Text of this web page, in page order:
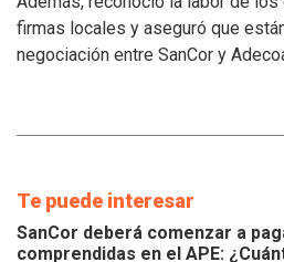
de
los
firmas locales y aseguró que
negociación entre SanCor y
Te puede interesar
SanCor deberá comenzar a
comprendidas en el APE: